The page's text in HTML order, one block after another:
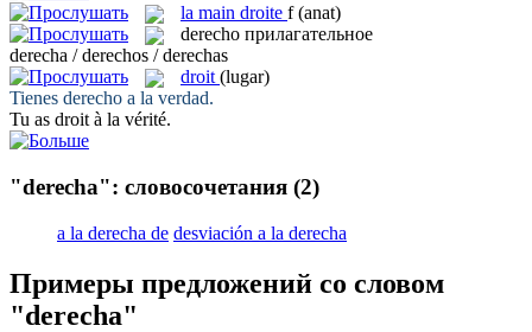
la main droite f (anat)
derecho прилагательное
derecha / derechos / derechas
droit (lugar)
Tienes derecho a la verdad.
Tu as droità la vérité.
"derecha": словосочетания (2)
a la derecha de desviación a la derecha
Примеры предложений со словом
"derecha"